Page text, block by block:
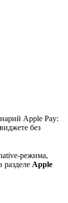
Apple Pay:
без
режима,
Apple